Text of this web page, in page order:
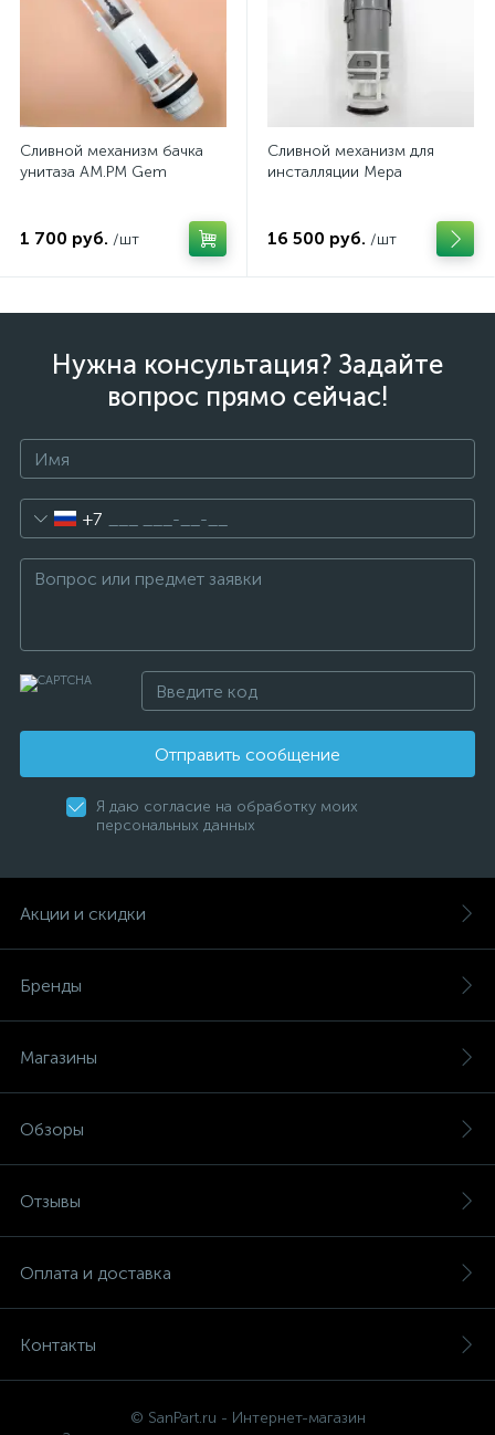
Сливной механизм бачка
унитаза AM.PM Gem
1 700 руб. /шт
Сливной механизм для
инсталляции Mepa
16 500 руб. /шт
Нужна консультация? Задайте
вопрос прямо сейчас!
+7
Отправить сообщение
Я даю согласие на обработку моих
персональных данных
Акции и скидки
Бренды
Магазины
Обзоры
Отзывы
Оплата и доставка
Контакты
© SanPart.ru - Интернет-магазин